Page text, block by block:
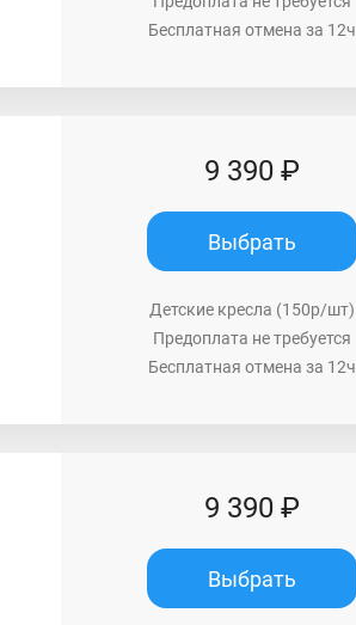
Бесплатная отмена за 12ч
9 390 ₽
Выбрать
Детские кресла (150р/шт)
Предоплата не требуется
Бесплатная отмена за 12ч
9 390 ₽
Выбрать